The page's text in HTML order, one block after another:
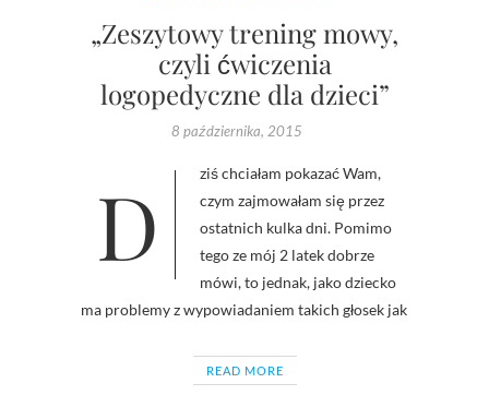
„Zeszytowy trening mowy,
czyli ćwiczenia
logopedyczne dla dzieci”
8 października, 2015
Dziś chciałam pokazać Wam,
czym zajmowałam się przez
ostatnich kulka dni. Pomimo
tego ze mój 2 latek dobrze
mówi, to jednak, jako dziecko
ma problemy z wypowiadaniem takich głosek jak
READ MORE